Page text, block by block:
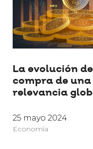
La evolución
compra de
relevancia
25 mayo 2024
Economía